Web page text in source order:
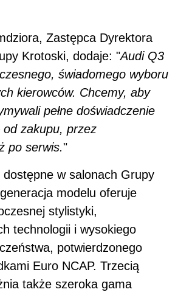
Zastępca Dyrektora
Krotoski, dodaje: "Audi Q3
świadomego wyboru
kierowców. Chcemy, aby
pełne doświadczenie
zakupu, przez
po serwis."
w salonach Grupy
modelu oferuje
stylistyki,
technologii i wysokiego
potwierdzonego
Euro NCAP. Trzecią
także szeroka gama